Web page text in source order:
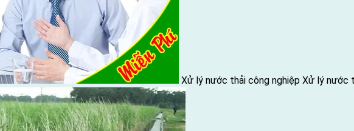
Xử lý nước thải công nghiệp Xử lý nước